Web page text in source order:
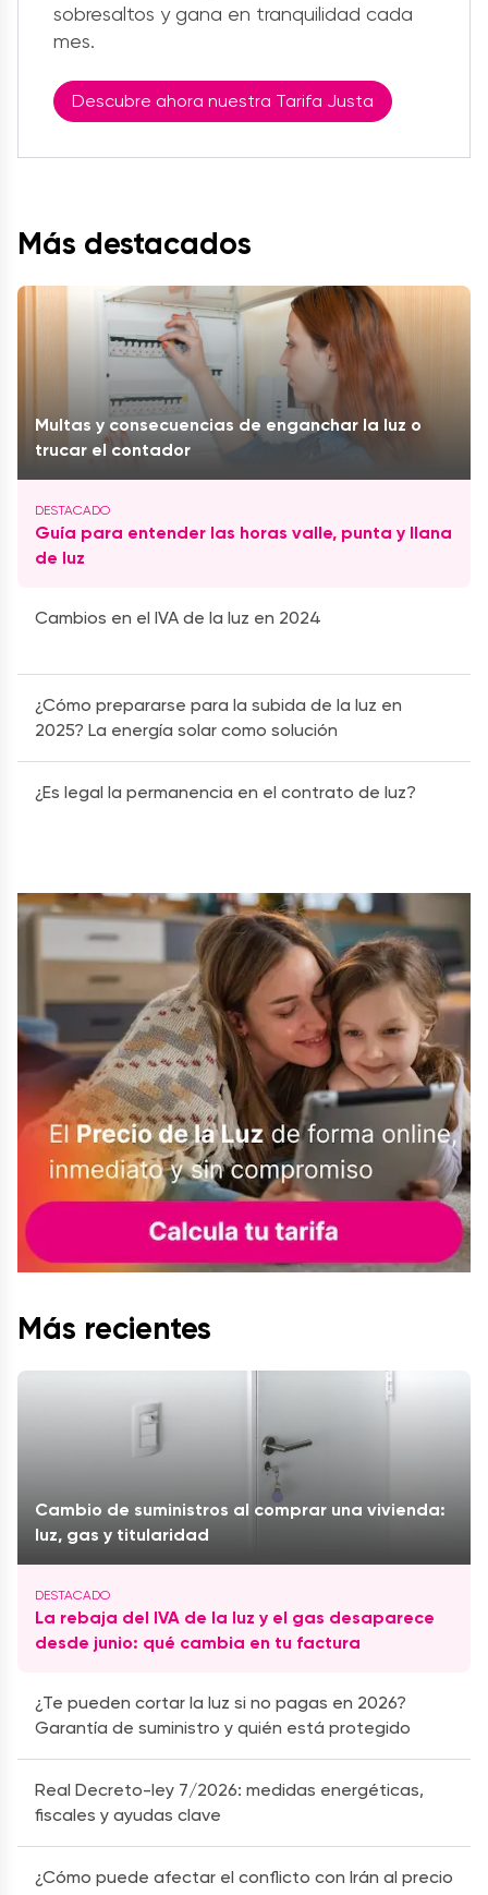
sobresaltos y gana en tranquilidad cada
mes.
Descubre ahora nuestra Tarifa Justa
Más destacados
Multas y consecuencias de enganchar la luz o
trucar el contador
Guía para entender las horas valle, punta y llana
de luz
Cambios en el IVA de la luz en 2024
¿Cómo prepararse para la subida de la luz en
2025? La energía solar como solución
¿Es legal la permanencia en el contrato de luz?
Más recientes
Cambio de suministros al comprar una vivienda:
luz, gas y titularidad
La rebaja del IVA de la luz y el gas desaparece
desde junio: qué cambia en tu factura
¿Te pueden cortar la luz si no pagas en 2026?
Garantía de suministro y quién está protegido
Real Decreto-ley 7/2026: medidas energéticas,
fiscales y ayudas clave
¿Cómo puede afectar el conflicto con Irán al precio